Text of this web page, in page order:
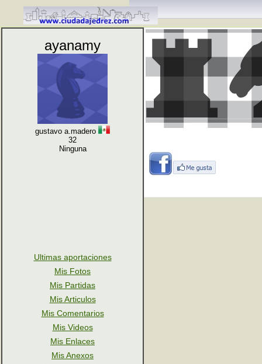
ayanamy
gustavo a.madero
32
Ninguna
Ultimas aportaciones
Mis Fotos
Mis Partidas
Mis Articulos
Mis Comentarios
Mis Videos
Mis Enlaces
Mis Anexos